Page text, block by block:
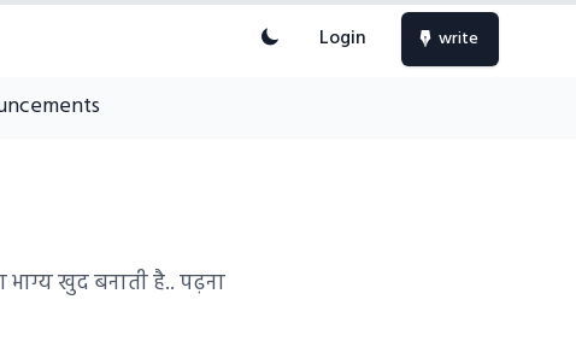
Login write
खुद बनाती है.. पढ़ना